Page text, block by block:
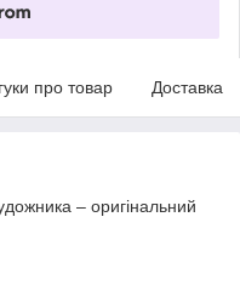
про товар Доставка
– оригінальний